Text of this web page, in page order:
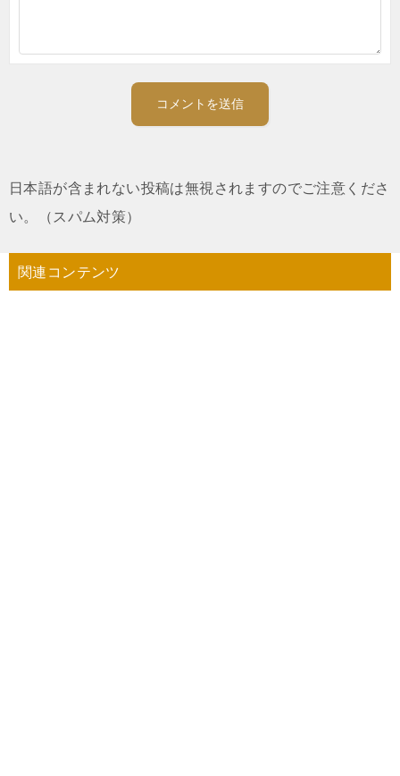
日本語が含まれない投稿は無視されますのでご注意くださ
い。（スパム対策）
関連コンテンツ